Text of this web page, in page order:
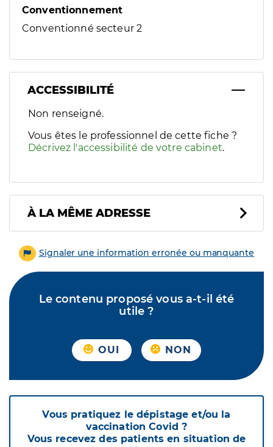
Conventionnement
Conventionné secteur 2
ACCESSIBILITÉ
Filtres
Sélectionnez un ou plusieurs handicaps/besoins
Non renseigné.
Vous êtes le professionnel de cette fiche ?
Décrivez l'accessibilité de votre cabinet.
À LA MÊME ADRESSE
Signaler une information erronée ou manquante
Le contenu proposé vous a-t-il été
utile ?
OUI NON
Vous pratiquez le dépistage et/ou la
vaccination Covid ?
Vous recevez des patients en situation de